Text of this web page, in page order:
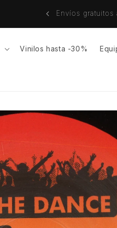
Envíos
Vinilos hasta -30%